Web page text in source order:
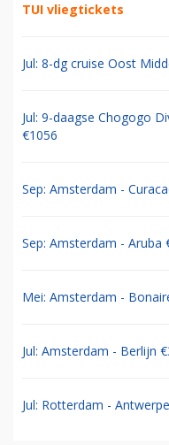
TUI vliegtickets
Jul: 8-dg cruise Oost
Jul: 9-daagse Chogogo
€1056
Sep: Amsterdam -
Sep: Amsterdam - Aruba
Mei: Amsterdam -
Jul: Amsterdam - Berlijn
Jul: Rotterdam -